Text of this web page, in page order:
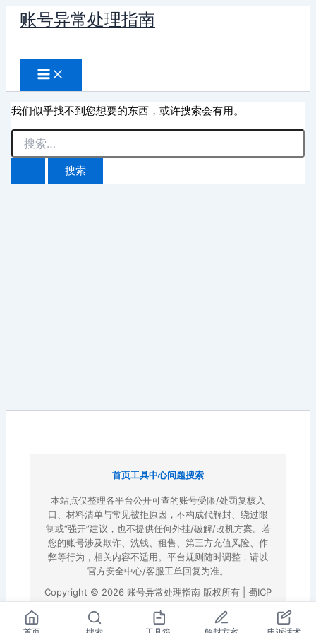
账号异常处理指南
索
我们似乎找不到您想要的东西，或许搜索会有用。
搜
索：
首页工具中心问题搜索
本站点仅整理各平台公开可查的账号受限/处罚复核入
口、材料清单与常见被拒原因，不构成代解封、绕过限
制或“强开”建议，也不提供任何外挂/破解/改机方案。若
您的账号涉及欺诈、洗钱、租售、第三方充值风险、作
弊等行为，相关内容不适用。平台规则随时调整，请以
官方安全中心/客服工单回复为准。
Copyright © 2026 账号异常处理指南 版权所有 | 蜀ICP